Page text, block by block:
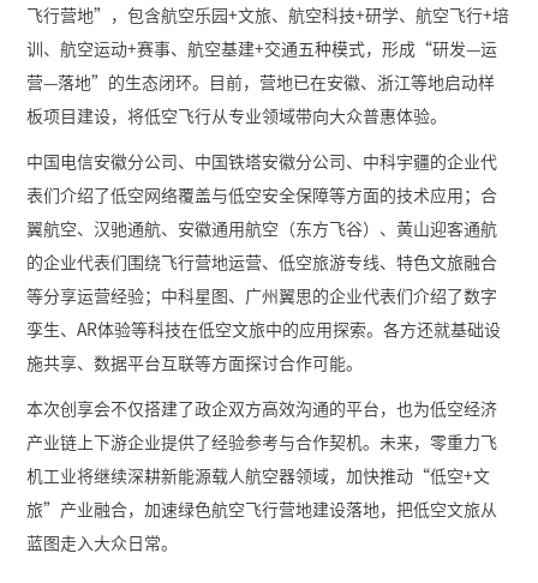
飞行营地”，包含航空乐园+文旅、航空科技+研学、航空飞行+培
训、航空运动+赛事、航空基建+交通五种模式，形成“研发—运
营—落地”的生态闭环。目前，营地已在安徽、浙江等地启动样
板项目建设，将低空飞行从专业领域带向大众普惠体验。
中国电信安徽分公司、中国铁塔安徽分公司、中科宇疆的企业代
表们介绍了低空网络覆盖与低空安全保障等方面的技术应用；合
翼航空、汉驰通航、安徽通用航空（东方飞谷）、黄山迎客通航
的企业代表们围绕飞行营地运营、低空旅游专线、特色文旅融合
等分享运营经验；中科星图、广州翼思的企业代表们介绍了数字
孪生、AR体验等科技在低空文旅中的应用探索。各方还就基础设
施共享、数据平台互联等方面探讨合作可能。
本次创享会不仅搭建了政企双方高效沟通的平台，也为低空经济
产业链上下游企业提供了经验参考与合作契机。未来，零重力飞
机工业将继续深耕新能源载人航空器领域，加快推动“低空+文
旅”产业融合，加速绿色航空飞行营地建设落地，把低空文旅从
蓝图走入大众日常。